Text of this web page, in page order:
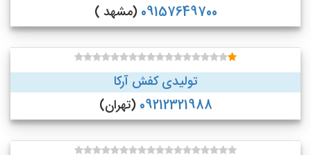
09157649700 (مشهد )
تولیدی کفش آرکا
09212321988 (تهران)